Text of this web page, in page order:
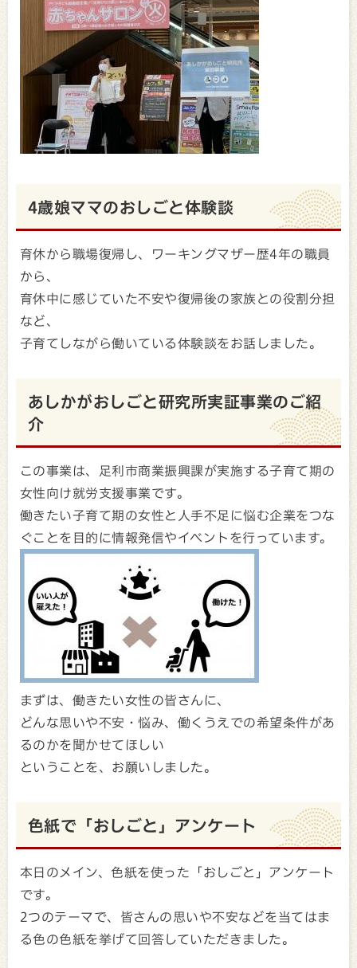
4歳娘ママのおしごと体験談
育休から職場復帰し、ワーキングマザー歴4年の職員
から、
育休中に感じていた不安や復帰後の家族との役割分担
など、
子育てしながら働いている体験談をお話しました。
あしかがおしごと研究所実証事業のご紹
介
この事業は、足利市商業振興課が実施する子育て期の
女性向け就労支援事業です。
働きたい子育て期の女性と人手不足に悩む企業をつな
ぐことを目的に情報発信やイベントを行っています。
まずは、働きたい女性の皆さんに、
どんな思いや不安・悩み、働くうえでの希望条件があ
るのかを聞かせてほしい
ということを、お願いしました。
色紙で「おしごと」アンケート
本日のメイン、色紙を使った「おしごと」アンケート
です。
2つのテーマで、皆さんの思いや不安などを当てはま
る色の色紙を挙げて回答していただきました。